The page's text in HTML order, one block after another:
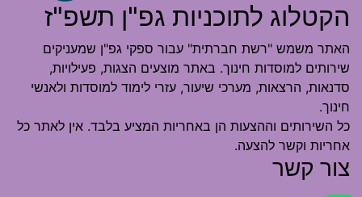
הקטלוג לתוכניות גפ"ן תשפ"ז
האתר משמש "רשת חברתית" עבור ספקי גפ"ן שמעניקים
שירותים למוסדות חינוך. באתר מוצעים הצגות, פעילויות,
סדנאות, הרצאות, מערכי שיעור, עזרי לימוד למוסדות ולאנשי
חינוך.
כל השירותים וההצעות הן באחריות המציע בלבד. אין לאתר כל
אחריות וקשר להצעה.
צור קשר